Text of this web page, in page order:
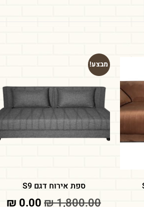
מבצע!
ספת אירוח דגם S9
₪1,800.00
₪ 0.00